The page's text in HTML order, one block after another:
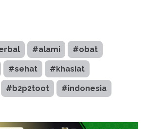
#alami #obat
#sehat #khasiat
#b2p2toot #indonesia